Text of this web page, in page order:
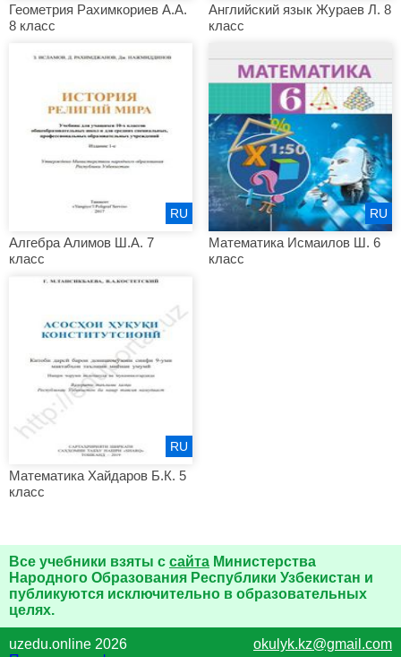
Геометрия Рахимкориев А.А.
8 класс
Английский язык Жураев Л. 8
класс
Алгебра Алимов Ш.А. 7
класс
RU
Математика Исмаилов Ш. 6
класс
RU
Математика Хайдаров Б.К. 5
класс
RU
Все учебники взяты с сайта Министерства
Народного Образования Республики Узбекистан и
публикуются исключительно в образовательных
целях.
uzedu.online 2026
okulyk.kz@gmail.com